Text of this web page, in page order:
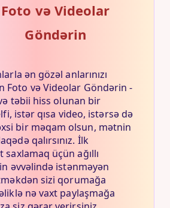
Foto və Videolar
Göndərin
ən gözəl anlarınızı
Foto və Videolar Göndərin -
təbii hiss olunan bir
istər qısa video, istərsə də
bir məqam olsun, mətnin
qalırsınız. İlk
üçün ağıllı
əvvəlində istənməyən
sizi qorumağa
nə vaxt paylaşmağa